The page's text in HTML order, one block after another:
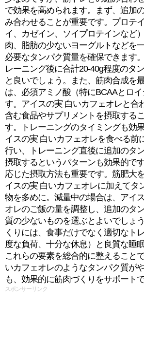
で効果を高められます。まず、追加
み合わせることが重要です。プロテ
イ、カゼイン、ソイプロテインなど
肉、脂肪の少ないヨーグルトなどを
必要なタンパク質量を確保できます
レーニング後に合計20-40g程度のタ
と良いでしょう。また、筋肉合成を
は、必須アミノ酸（特にBCAAとロ
す。アイスの実 白いカフェオレと合
含む食品やサプリメントを摂取する
す。トレーニングのタイミングも効
イスの実 白いカフェオレを食べる前
行い、トレーニング直後に追加のタ
摂取するというパターンも効果的で
応じた摂取方法も重要です。筋肥大
イスの実 白いカフェオレに加えてタ
物を多めに。減量中の場合は、アイ
オレのご飯の量を調整し、追加のタ
質の少ないものを選ぶとよいでしょ
くりには、食事だけでなく適切なト
度な負荷、十分な休息）と良質な睡
これらの要素を総合的に整えること
いカフェオレのようなタンパク質が
も、効果的に筋肉づくりをサポートで
スポンサーリンク